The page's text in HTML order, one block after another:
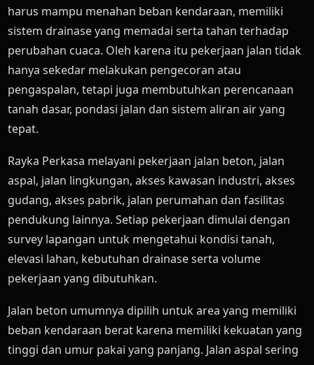
harus mampu menahan beban kendaraan, memiliki
sistem drainase yang memadai serta tahan terhadap
perubahan cuaca. Oleh karena itu pekerjaan jalan tidak
hanya sekedar melakukan pengecoran atau
pengaspalan, tetapi juga membutuhkan perencanaan
tanah dasar, pondasi jalan dan sistem aliran air yang
tepat.
Rayka Perkasa melayani pekerjaan jalan beton, jalan
aspal, jalan lingkungan, akses kawasan industri, akses
gudang, akses pabrik, jalan perumahan dan fasilitas
pendukung lainnya. Setiap pekerjaan dimulai dengan
survey lapangan untuk mengetahui kondisi tanah,
elevasi lahan, kebutuhan drainase serta volume
pekerjaan yang dibutuhkan.
Jalan beton umumnya dipilih untuk area yang memiliki
beban kendaraan berat karena memiliki kekuatan yang
tinggi dan umur pakai yang panjang. Jalan aspal sering